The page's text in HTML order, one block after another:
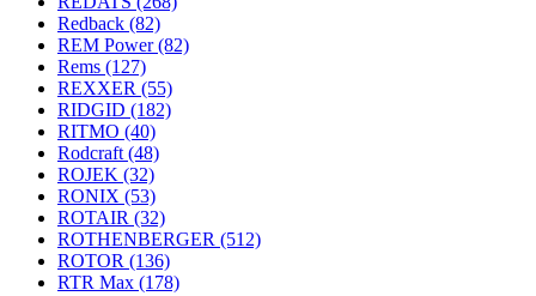
Redback (82)
REM Power(82)
Rems (127)
REXXER (55)
RIDGID (182)
RITMO (40)
Rodcraft (48)
ROJEK (32)
RONIX (53)
ROTAIR (32)
ROTHENBERGER (512)
ROTOR (136)
RTR Max (178)